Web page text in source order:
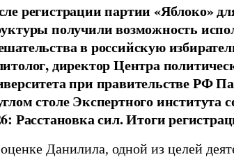
регистрации партии «Яблоко»
получили возможность
в российскую
директор Центра
при правительстве РФ
столе Экспертного
Расстановка сил. Итоги
Данилила, одной из целей